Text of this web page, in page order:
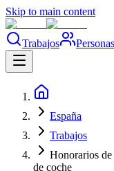
Skip to main content
Trabajos Personas
España
Trabajos
Honorarios
de coche